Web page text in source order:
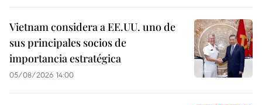
Vietnam considera a EE.UU. uno de
sus principales socios de
importancia estratégica
05/08/2026 14:00